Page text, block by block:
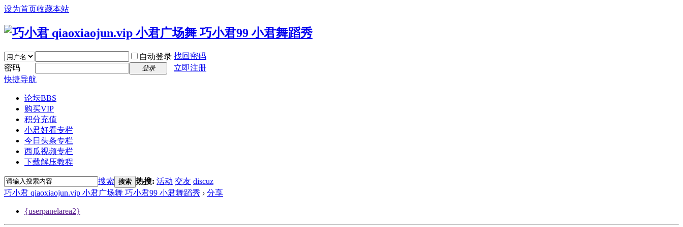
设为首页收藏本站
自动登录 找回密码
密码
登录
立即注册
快捷导航
论坛BBS
购买VIP
积分充值
小君好看专栏
今日头条专栏
西瓜视频专栏
下载解压教程
搜索 搜索 热搜: 活动 交友 discuz
巧小君 qiaoxiaojun.vip 小君广场舞 巧小君99 小君舞蹈秀 › 分享
{userpanelarea2}